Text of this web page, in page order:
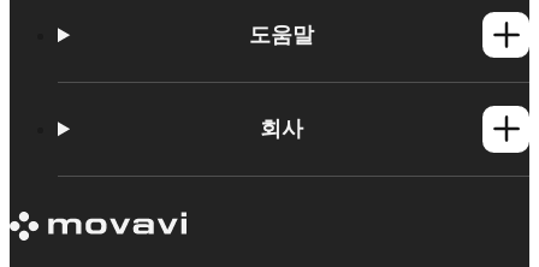
Mac 제품
도움말
학습 포털
체험판 제한 사항
회사
후기